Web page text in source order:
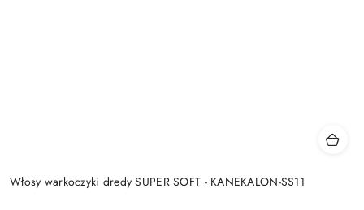
Włosy warkoczyki dredy SUPER SOFT - KANEKALON-SS11